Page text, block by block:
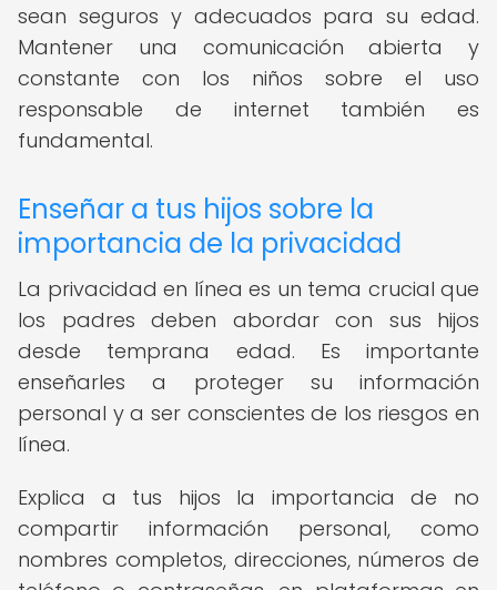
sean seguros y adecuados para su edad.
Mantener una comunicación abierta y
constante con los niños sobre el uso
responsable de internet también es
fundamental.
Enseñar a tus hijos sobre la
importancia de la privacidad
La privacidad en línea es un tema crucial que
los padres deben abordar con sus hijos
desde temprana edad. Es importante
enseñarles a proteger su información
personal y a ser conscientes de los riesgos en
línea.
Explica a tus hijos la importancia de no
compartir información personal, como
nombres completos, direcciones, números de